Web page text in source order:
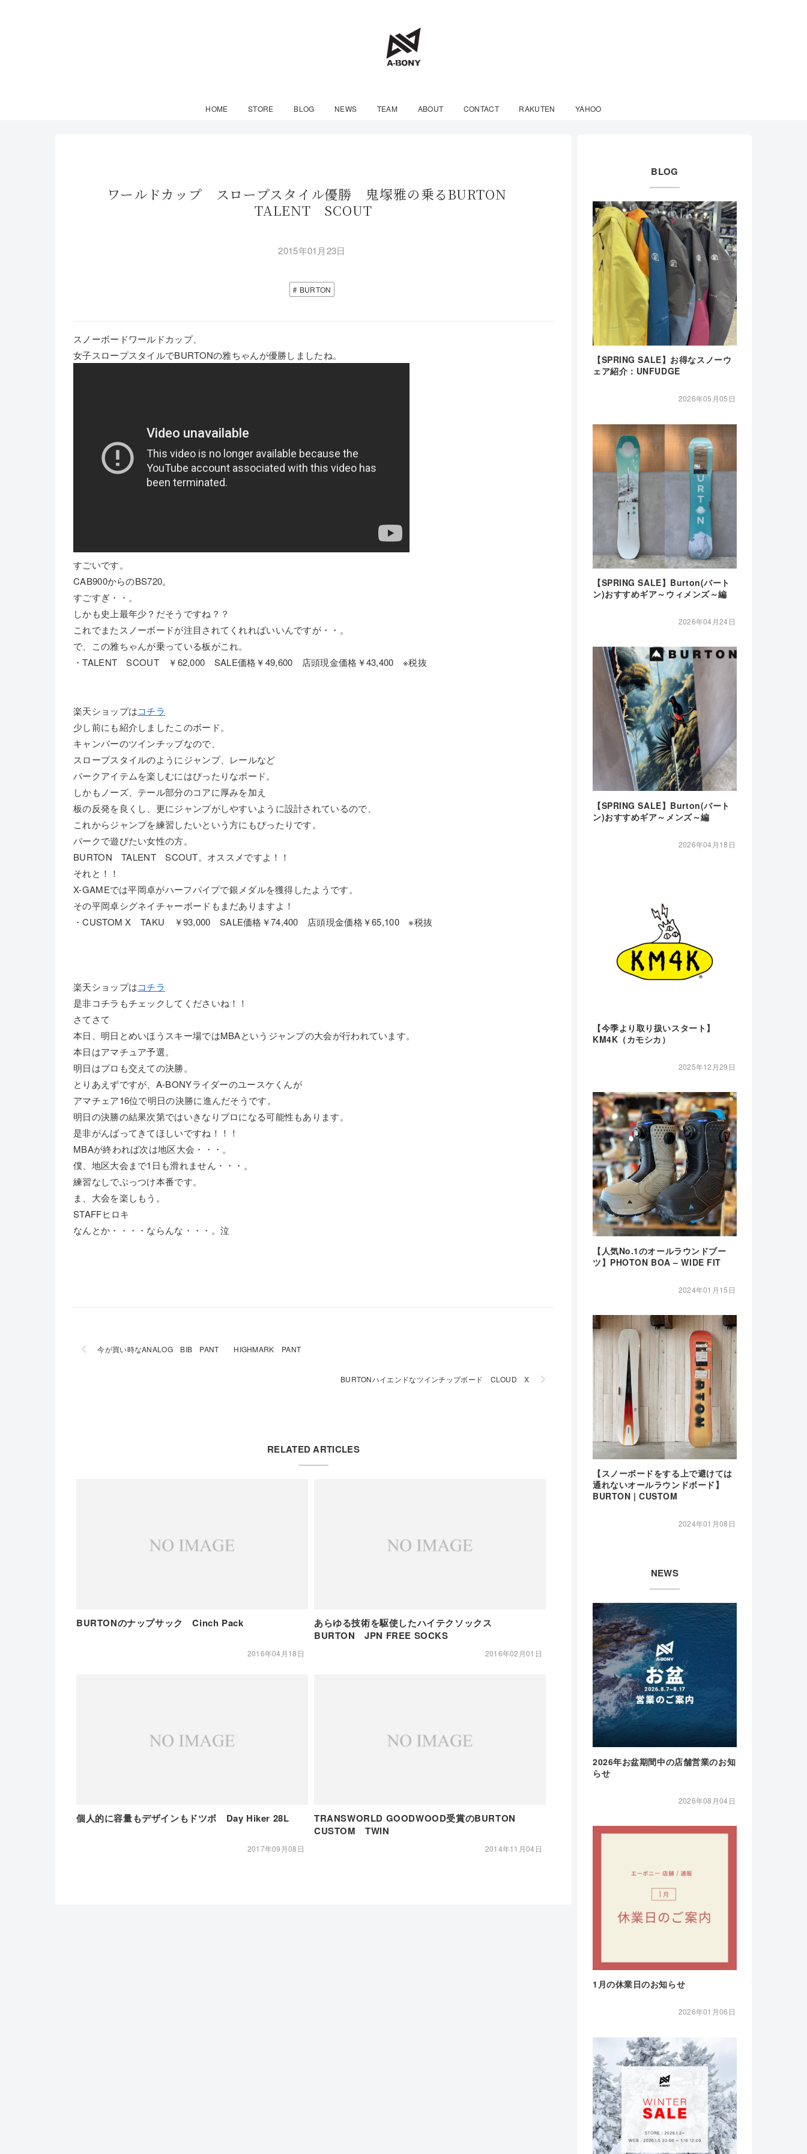
HOME STORE BLOG NEWS TEAM ABOUT CONTACT RAKUTEN YAHOO
ワールドカップ スロープスタイル優勝 鬼塚雅の乗るBURTON
TALENT SCOUT
2015年01月23日
BURTON
スノーボードワールドカップ、
女子スロープスタイルでBURTONの雅ちゃんが優勝しましたね。
すごいです。
CAB900からのBS720。
すごすぎ・・。
しかも史上最年少？だそうですね？？
これでまたスノーボードが注目されてくれればいいんですが・・。
で、この雅ちゃんが乗っている板がこれ。
・TALENT SCOUT ￥62,000 SALE価格￥49,600 店頭現金価格￥43,400 ※税抜
楽天ショップはコチラ
少し前にも紹介しましたこのボード。
キャンバーのツインチップなので、
スロープスタイルのようにジャンプ、レールなど
パークアイテムを楽しむにはぴったりなボード。
しかもノーズ、テール部分のコアに厚みを加え
板の反発を良くし、更にジャンプがしやすいように設計されているので、
これからジャンプを練習したいという方にもぴったりです。
パークで遊びたい女性の方。
BURTON TALENT SCOUT。オススメですよ！！
それと！！
X-GAMEでは平岡卓がハーフパイプで銀メダルを獲得したようです。
その平岡卓シグネイチャーボードもまだありますよ！
・CUSTOM X TAKU ￥93,000 SALE価格￥74,400 店頭現金価格￥65,100 ※税抜
楽天ショップはコチラ
是非コチラもチェックしてくださいね！！
さてさて
本日、明日とめいほうスキー場ではMBAというジャンプの大会が行われています。
本日はアマチュア予選。
明日はプロも交えての決勝。
とりあえずですが、A-BONYライダーのユースケくんが
アマチェア16位で明日の決勝に進んだそうです。
明日の決勝の結果次第ではいきなりプロになる可能性もあります。
是非がんばってきてほしいですね！！！
MBAが終われば次は地区大会・・・。
僕、地区大会まで1日も滑れません・・・。
練習なしでぶっつけ本番です。
ま、大会を楽しもう。
STAFFヒロキ
なんとか・・・・ならんな・・・。泣
今が買い時なANALOG BIB PANT HIGHMARK PANT
BURTONハイエンドなツインチップボード CLOUD X
RELATED ARTICLES
BURTONのナップサック Cinch Pack
2016年04月18日
あらゆる技術を駆使したハイテクソックス
BURTON JPN FREE SOCKS
2016年02月01日
個人的に容量もデザインもドツボ Day Hiker 28L
2017年09月08日
TRANSWORLD GOODWOOD受賞のBURTON
CUSTOM TWIN
2014年11月04日
BLOG
【SPRING SALE】お得なスノーウ
ェア紹介：UNFUDGE
2026年05月05日
【SPRING SALE】Burton(バート
ン)おすすめギア～ウィメンズ～編
2026年04月24日
【SPRING SALE】Burton(バート
ン)おすすめギア～メンズ～編
2026年04月18日
【今季より取り扱いスタート】
KM4K（カモシカ）
2025年12月29日
【人気No.1のオールラウンドブー
ツ】PHOTON BOA – WIDE FIT
2024年01月15日
【スノーボードをする上で避けては
通れないオールラウンドボード】
BURTON | CUSTOM
2024年01月08日
NEWS
2026年お盆期間中の店舗営業のお知
らせ
2026年08月04日
1月の休業日のお知らせ
2026年01月06日